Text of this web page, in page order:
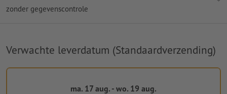
zonder gegevenscontrole
Verwachte leverdatum (Standaardverzending)
ma. 17 aug. - wo. 19 aug.